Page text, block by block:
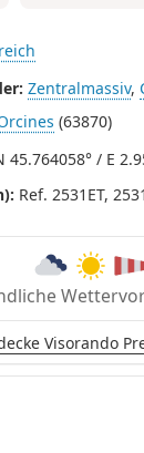
Zentralmassiv,
(63870)
45.764058° / E
Ref. 2531ET,
Visorando